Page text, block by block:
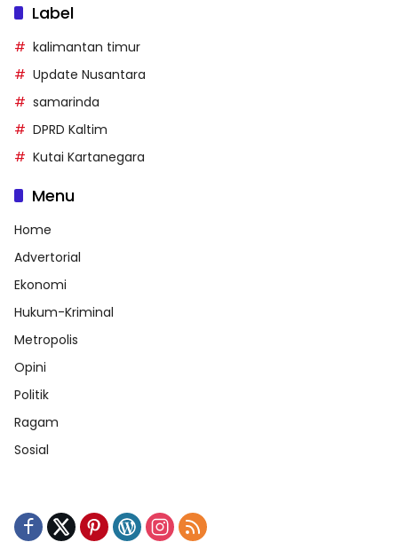
Label
kalimantan timur
Update Nusantara
samarinda
DPRD Kaltim
Kutai Kartanegara
Menu
Home
Advertorial
Ekonomi
Hukum-Kriminal
Metropolis
Opini
Politik
Ragam
Sosial